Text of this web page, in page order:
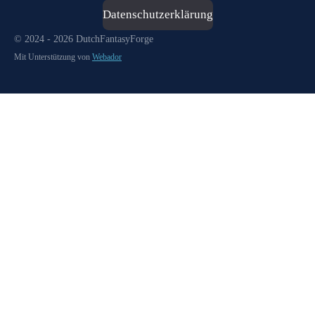
Datenschutzerklärung
© 2024 - 2026 DutchFantasyForge
Mit Unterstützung von Webador